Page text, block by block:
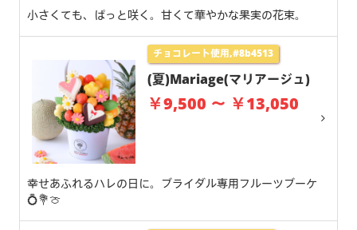
小さくても、ぱっと咲く。甘くて華やかな果実の花束。
チョコレート使用,#8b4513
(夏)Mariage(マリアージュ)
￥9,500 ～ ￥13,050
幸せあふれるハレの日に。ブライダル専用フルーツブーケ
💍💐🍈